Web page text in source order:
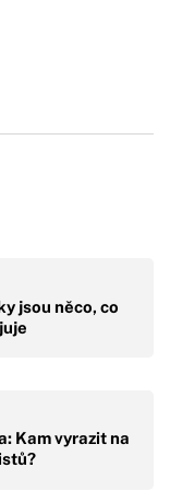
jsou něco, co
Kam vyrazit na